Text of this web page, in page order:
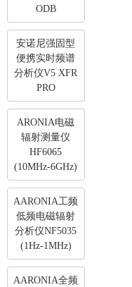
ODB
安诺尼强固型
便携实时频谱
分析仪V5 XFR
PRO
ARONIA电磁
辐射测量仪
HF6065
(10MHz-6GHz)
AARONIA工频
低频电磁辐射
分析仪NF5035
(1Hz-1MHz)
AARONIA全频